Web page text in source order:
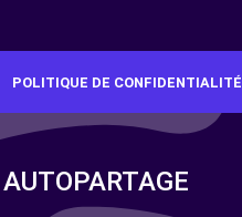
POLITIQUE DE CONFIDENTIALITÉ
AUTOPARTAGE